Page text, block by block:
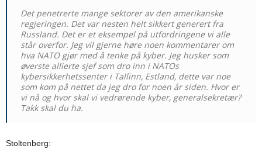
Det penetrerte mange sektorer av den amerikanske
regjeringen. Det var nesten helt sikkert generert fra
Russland. Det er et eksempel på utfordringene vi alle
står overfor. Jeg vil gjerne høre noen kommentarer om
hva NATO gjør med å tenke på kyber. Jeg husker som
øverste allierte sjef som dro inn i NATOs
kybersikkerhetssenter i Tallinn, Estland, dette var noe
som kom på nettet da jeg dro for noen år siden. Hvor er
vi nå og hvor skal vi vedrørende kyber, generalsekretær?
Takk skal du ha.
Stoltenberg: